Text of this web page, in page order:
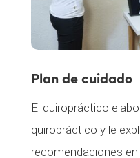
Plan de cuidado
El quiropráctico
quiropráctico y le
recomendaciones